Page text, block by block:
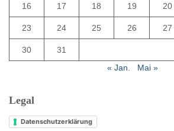
16 17 18 19 20
23 24 25 26 27
30
31
« Jan.
Mai »
Legal
Datenschutzerklärung